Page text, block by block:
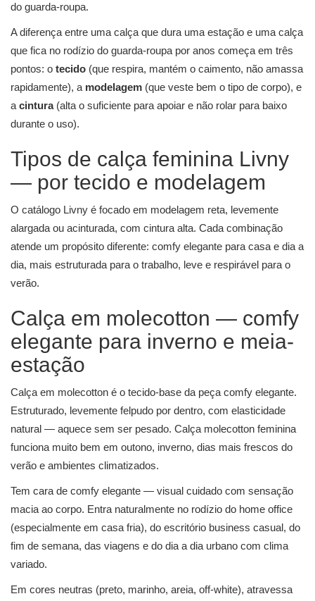
do guarda-roupa.
A diferença entre uma calça que dura uma estação e uma calça
que fica no rodízio do guarda-roupa por anos começa em três
pontos: o tecido (que respira, mantém o caimento, não amassa
rapidamente), a modelagem (que veste bem o tipo de corpo), e
a cintura(alta o suficiente para apoiar e não rolar para baixo
durante o uso).
Tipos de calça feminina Livny
— por tecido e modelagem
O catálogo Livny é focado em modelagem reta, levemente
alargada ou acinturada, com cintura alta. Cada combinação
atende um propósito diferente: comfy elegante para casa e dia a
dia, mais estruturada para o trabalho, leve e respirável para o
verão.
Calça em molecotton — comfy
elegante para inverno e meia-
estação
Calça em molecotton é o tecido-base da peça comfy elegante.
Estruturado, levemente felpudo por dentro, com elasticidade
natural — aquece sem ser pesado. Calça molecotton feminina
funciona muito bem em outono, inverno, dias mais frescos do
verão e ambientes climatizados.
Tem cara de comfy elegante — visual cuidado com sensação
macia ao corpo. Entra naturalmente no rodízio do home office
(especialmente em casa fria), do escritório business casual, do
fim de semana, das viagens e do dia a dia urbano com clima
variado.
Em cores neutras (preto, marinho, areia, off-white), atravessa